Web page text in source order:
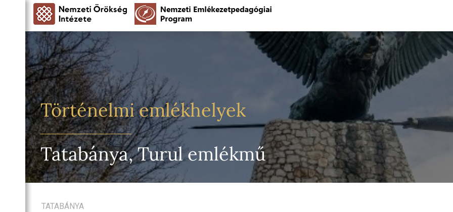
Történelmi emlékhelyek
Tatabánya, Turul emlékmű
TATABÁNYA